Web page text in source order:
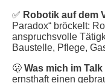
✅ Robotik auf dem
Paradox“ bröckelt:
anspruchsvolle
Baustelle, Pflege,
🫢 Was mich im
ernsthaft einen